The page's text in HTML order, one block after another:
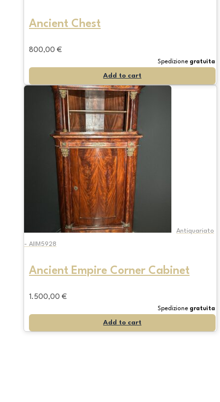
Ancient Chest
800,00 €
Spedizione gratuita
Add to cart
Antiquariato
- AIIM5928
Ancient Empire Corner Cabinet
1.500,00 €
Spedizione gratuita
Add to cart